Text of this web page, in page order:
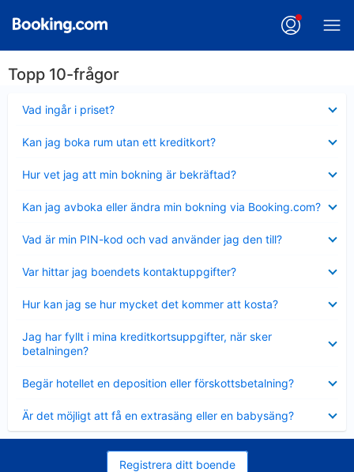
Topp 10-frågor
Vad ingår i priset?
mindre
Kan jag boka rum utan ett kreditkort?
mindre
Hur vet jag att min bokning är bekräftad?
mindre
Kan jag avboka eller ändra min bokning via Booking.com?
mindre
Vad är min PIN-kod och vad använder jag den till?
mindre
Var hittar jag boendets kontaktuppgifter?
mindre
Hur kan jag se hur mycket det kommer att kosta?
mindre
Jag har fyllt i mina kreditkortsuppgifter, när sker
betalningen?
mindre
Begär hotellet en deposition eller förskottsbetalning?
mindre
Är det möjligt att få en extrasäng eller en babysäng?
mindre
Registrera ditt boende